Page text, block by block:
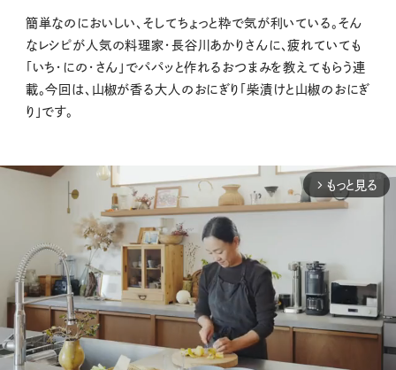
簡単なのにおいしい、そしてちょっと粋で気が利いている。そん
なレシピが人気の料理家・長谷川あかりさんに、疲れていても
「いち・にの・さん」でパパッと作れるおつまみを教えてもらう連
載。今回は、山椒が香る大人のおにぎり「柴漬けと山椒のおにぎ
り」です。
arrow_forward_ios もっと見る